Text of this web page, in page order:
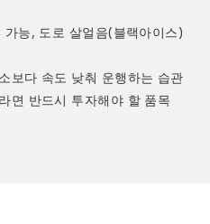
능, 도로 살얼음(블랙아이스)
보다 속도 낮춰 운행하는 습관
면 반드시 투자해야 할 품목